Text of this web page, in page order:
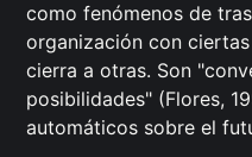
como fenómenos de
organización con
cierra a otras. Son
posibilidades" (Flores,
automáticos sobre el